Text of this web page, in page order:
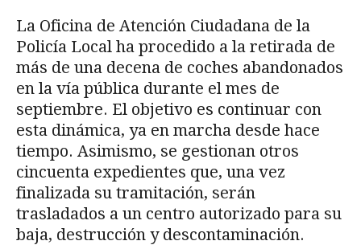
La Oficina de Atención Ciudadana de la
Policía Local ha procedido a la retirada de
más de una decena de coches abandonados
en la vía pública durante el mes de
septiembre. El objetivo es continuar con
esta dinámica, ya en marcha desde hace
tiempo. Asimismo, se gestionan otros
cincuenta expedientes que, una vez
finalizada su tramitación, serán
trasladados a un centro autorizado para su
baja, destrucción y descontaminación.